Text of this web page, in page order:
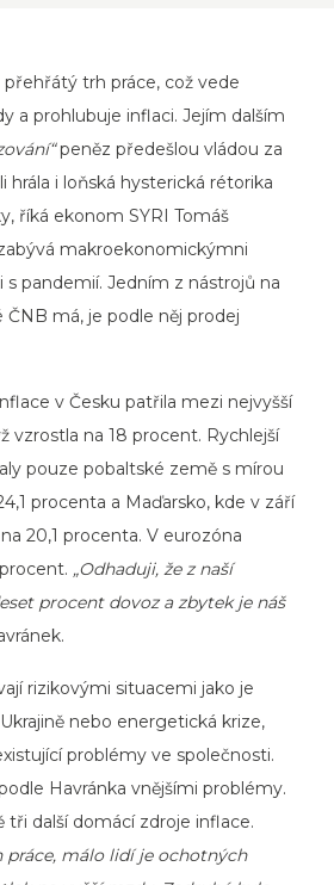
trh práce, což vede
a prohlubuje inflaci. Jejím dalším
peněz předešlou vládou za
hrála i loňská hysterická rétorika
říká ekonom SYRI Tomáš
makroekonomickýmni
s pandemií. Jedním z nástrojů na
má, je podle něj prodej
v Česku patřila mezi nejvyšší
vzrostla na 18 procent. Rychlejší
pouze pobaltské země s mírou
procenta a Maďarsko, kde v září
20,1 procenta. V eurozóna
„Odhaduji, že z naší
procent dovoz a zbytek je náš
rizikovými situacemi jako je
nebo energetická krize,
problémy ve společnosti.
Havránka vnějšími problémy.
tři další domácí zdroje inflace.
práce, málo lidí je ochotných